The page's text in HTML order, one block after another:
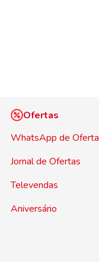
Ofertas
WhatsApp de
Jornal de Ofertas
Televendas
Aniversário